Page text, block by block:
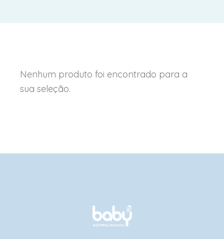
Nenhum produto foi encontrado para a
sua seleção.